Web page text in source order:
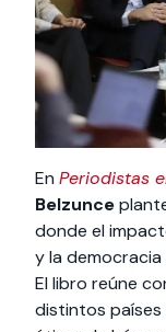
En Periodistas
Belzunce
donde el
y la
El libro reúne
distintos países